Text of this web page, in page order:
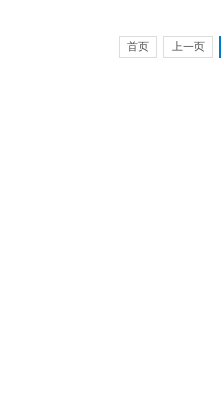
首页 上一页